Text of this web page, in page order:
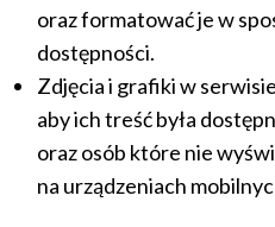
oraz formatować je w
dostępności.
Zdjęcia i grafiki w
aby ich treść była
oraz osób które nie
na urządzeniach